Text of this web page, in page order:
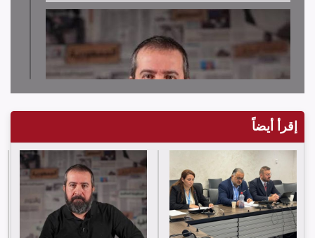
لجنة دعم الصحفيين تدين قرار توقيف الصحافي حسن عليق
إقرأ أيضاً